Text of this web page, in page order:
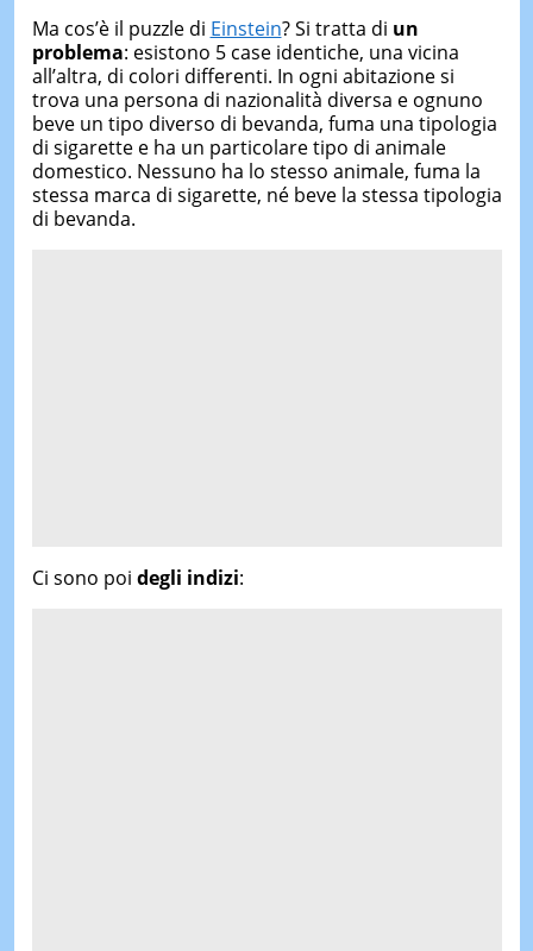
Ma cos’è il puzzle di Einstein? Si tratta di un
problema: esistono 5 case identiche, una vicina
all’altra, di colori differenti. In ogni abitazione si
trova una persona di nazionalità diversa e ognuno
beve un tipo diverso di bevanda, fuma una tipologia
di sigarette e ha un particolare tipo di animale
domestico. Nessuno ha lo stesso animale, fuma la
stessa marca di sigarette, né beve la stessa tipologia
di bevanda.
Ci sono poi degli indizi: